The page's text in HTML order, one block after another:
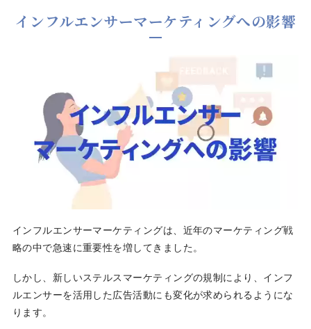
インフルエンサーマーケティングへの影響
インフルエンサーマーケティングは、近年のマーケティング戦
略の中で急速に重要性を増してきました。
しかし、新しいステルスマーケティングの規制により、インフ
ルエンサーを活用した広告活動にも変化が求められるようにな
ります。